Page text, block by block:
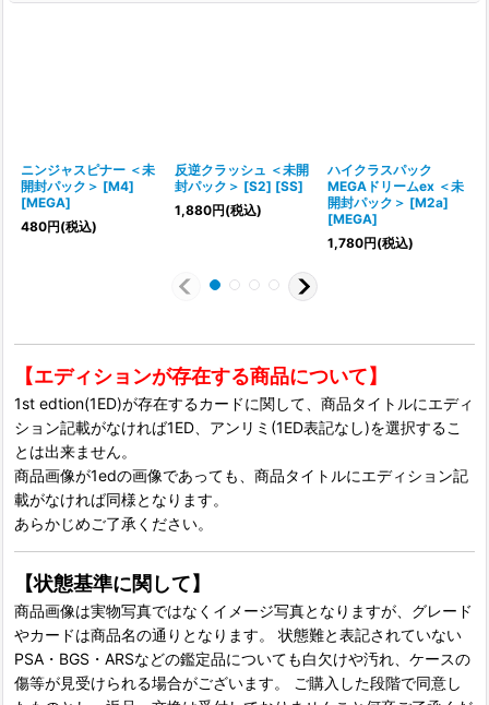
ニンジャスピナー ＜未
開封パック＞ [M4]
[MEGA]
480円(税込)
反逆クラッシュ ＜未開
封パック＞ [S2] [SS]
1,880円(税込)
ハイクラスパック
MEGAドリームex ＜未
開封パック＞ [M2a]
[MEGA]
1,780円(税込)
【エディションが存在する商品について】
1st edtion(1ED)が存在するカードに関して、商品タイトルにエディ
ション記載がなければ1ED、アンリミ(1ED表記なし)を選択するこ
とは出来ません。
商品画像が1edの画像であっても、商品タイトルにエディション記
載がなければ同様となります。
あらかじめご了承ください。
【状態基準に関して】
商品画像は実物写真ではなくイメージ写真となりますが、グレード
やカードは商品名の通りとなります。 状態難と表記されていない
PSA・BGS・ARSなどの鑑定品についても白欠けや汚れ、ケースの
傷等が見受けられる場合がございます。 ご購入した段階で同意し